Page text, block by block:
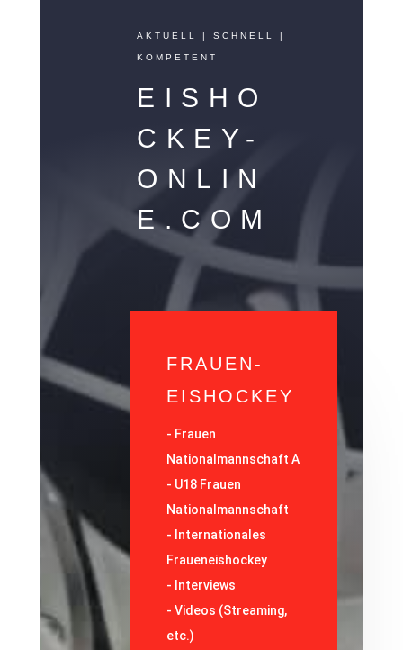
AKTUELL | SCHNELL |
KOMPETENT
EISHO
CKEY-
ONLIN
E.COM
FRAUEN-
EISHOCKEY
- Frauen
Nationalmannschaft A
- U18 Frauen
Nationalmannschaft
- Internationales
Fraueneishockey
- Interviews
-Videos (Streaming,
etc.)